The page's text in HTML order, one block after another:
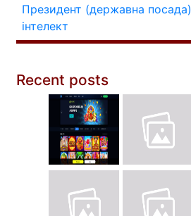
Президент (державна посада)
інтелект
Recent posts